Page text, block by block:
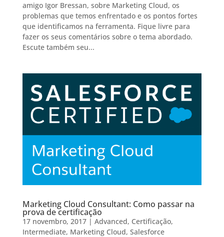
amigo Igor Bressan, sobre Marketing Cloud, os
problemas que temos enfrentado e os pontos fortes
que identificamos na ferramenta. Fique livre para
fazer os seus comentários sobre o tema abordado.
Escute também seu...
Marketing Cloud Consultant: Como passar na
prova de certificação
17 novembro, 2017| Advanced, Certificação,
Intermediate, Marketing Cloud, Salesforce